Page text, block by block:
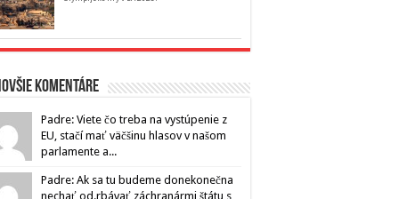
komentáre
Padre: Viete čo treba na vystúpenie z
EU, stačí mať väčšinu hlasov v našom
parlamente a...
Padre: Ak sa tu budeme donekonečna
nechať od.rbávať záchranármi štátu s